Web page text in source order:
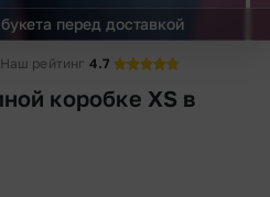
перед доставкой
Наш рейтинг 4.7
коробке XS в